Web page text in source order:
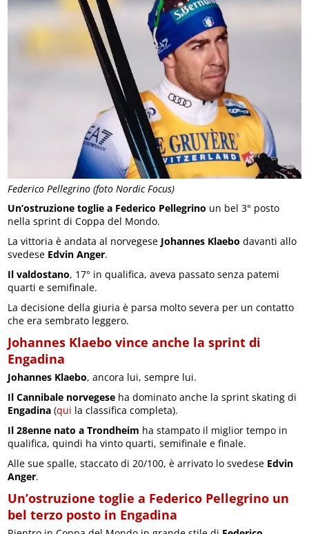
Federico Pellegrino (foto Nordic Focus)
Un’ostruzione toglie a Federico Pellegrino un bel 3° posto
nella sprint di Coppa del Mondo.
La vittoria è andata al norvegese Johannes Klaebo davanti allo
svedese Edvin Anger.
Il valdostano, 17° in qualifica, aveva passato senza patemi
quarti e semifinale.
La decisione della giuria è parsa molto severa per un contatto
che era sembrato leggero.
Johannes Klaebo vince anche la sprint di
Engadina
Johannes Klaebo, ancora lui, sempre lui.
Il Cannibale norvegese ha dominato anche la sprint skating di
Engadina (qui la classifica completa).
Il 28enne nato a Trondheim ha stampato il miglior tempo in
qualifica, quindi ha vinto quarti, semifinale e finale.
Alle sue spalle, staccato di 20/100, è arrivato lo svedese Edvin
Anger.
Un’ostruzione toglie a Federico Pellegrino un
bel terzo posto in Engadina